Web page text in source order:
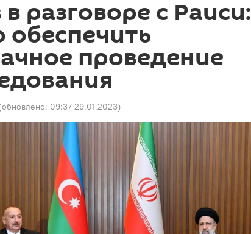
разговоре с Раиси:
обеспечить
проведение
09:37 29.01.2023)